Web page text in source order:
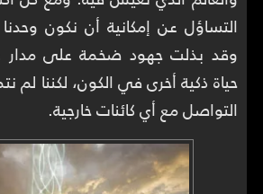
التساؤل عن إمكانية أن نكون
وقد بذلت جهود ضخمة على مدار
حياة ذكية أخرى في الكون، لكننا
التواصل مع أي كائنات خارجية.